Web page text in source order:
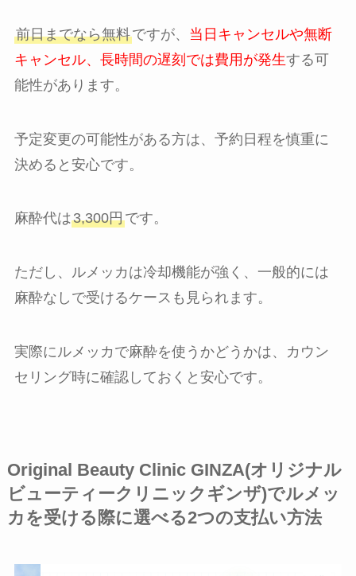
前日までなら無料ですが、 当日キャンセルや無断
キャンセル、長時間の遅刻では費用が発生する可
能性があります。
予定変更の可能性がある方は、予約日程を慎重に
決めると安心です。
麻酔代は3,300円です。
ただし、ルメッカは冷却機能が強く、一般的には
麻酔なしで受けるケースも見られます。
実際にルメッカで麻酔を使うかどうかは、カウン
セリング時に確認しておくと安心です。
Original Beauty Clinic GINZA(オリジナル
ビューティークリニックギンザ)でルメッ
カを受ける際に選べる2つの支払い方法